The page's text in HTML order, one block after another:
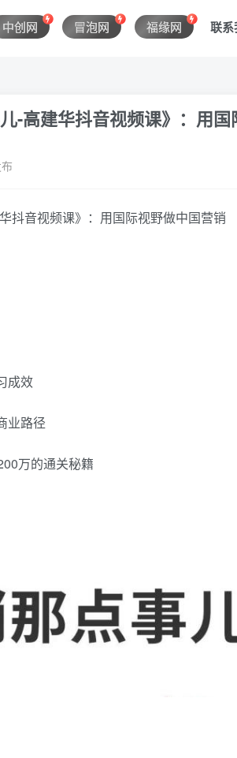
中创网 冒泡网 福缘网 联
-高建华抖音视频课》：用
抖音视频课》：用国际视野做中国营销
成效
业路径
万的通关秘籍